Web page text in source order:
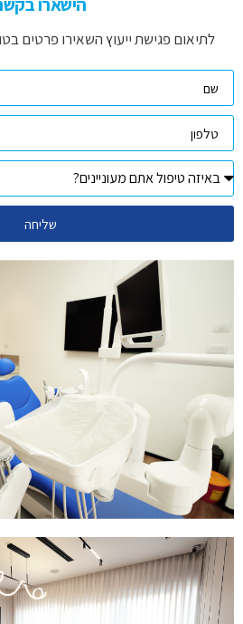
הישארו
לתיאום פגישת ייעוץ השאירו פרטים
שליחה